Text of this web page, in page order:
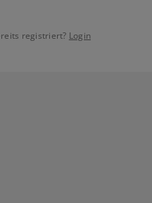
registriert? Login